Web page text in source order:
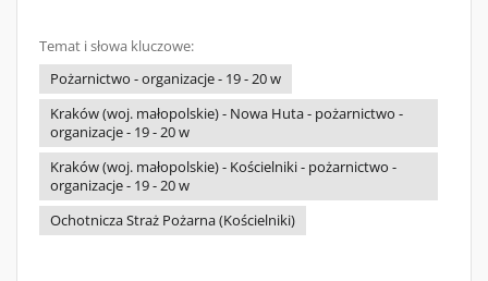
Temat i słowa kluczowe:
Pożarnictwo - organizacje - 19 - 20 w
Kraków (woj. małopolskie) - Nowa Huta - pożarnictwo -
organizacje - 19 - 20 w
Kraków (woj. małopolskie) - Kościelniki - pożarnictwo -
organizacje - 19 - 20 w
Ochotnicza Straż Pożarna (Kościelniki)